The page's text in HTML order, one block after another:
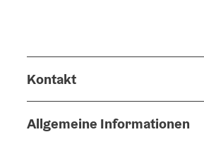
Kontakt
Allgemeine Informationen